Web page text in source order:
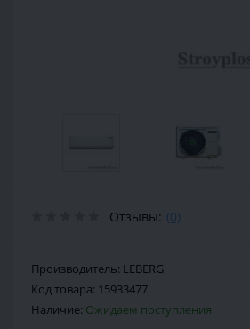
Отзывы: (0)
Производитель: LEBERG
Код товара: 15933477
Наличие: Ожидаем поступления